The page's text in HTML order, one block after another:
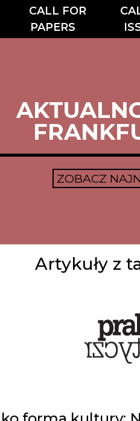
CALL FOR
PAPERS
ZOBACZ
Artykuły z